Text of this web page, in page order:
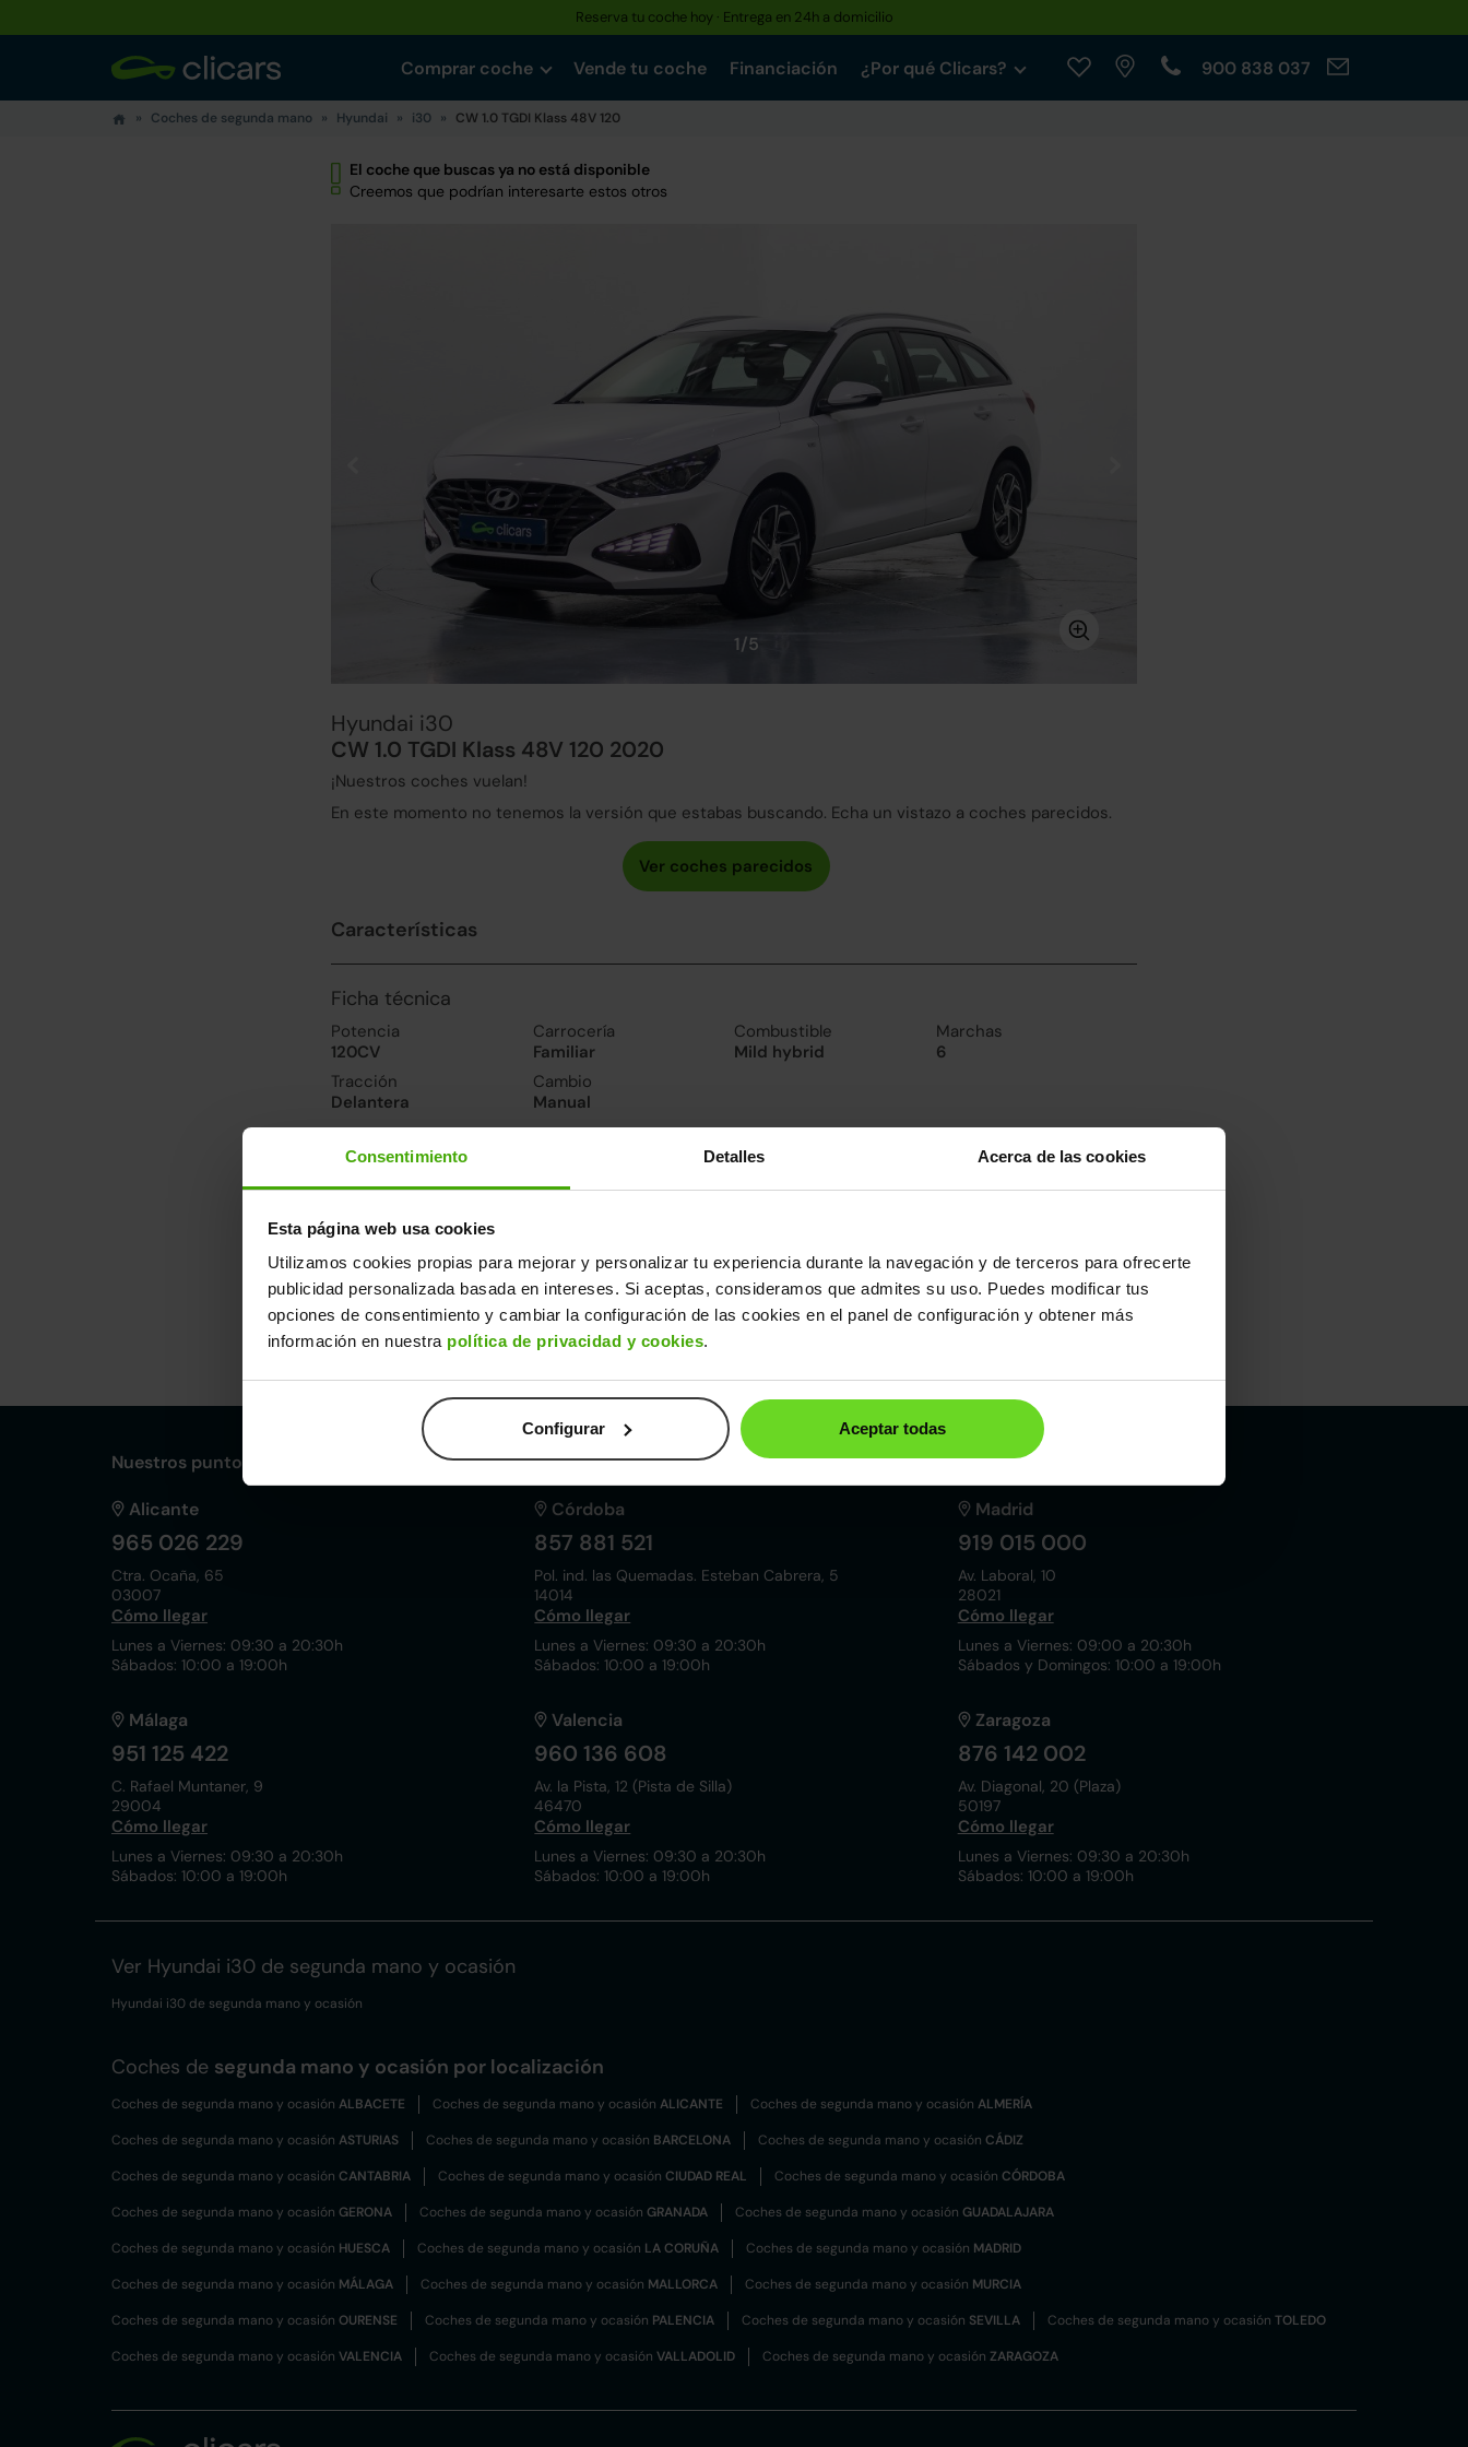
Consentimiento Detalles Acerca de las cookies
Esta página web usa cookies
Utilizamos cookies propias para mejorar y personalizar tu experiencia durante la navegación y de terceros para ofrecerte
publicidad personalizada basada en intereses. Si aceptas, consideramos que admites su uso. Puedes modificar tus
opciones de consentimiento y cambiar la configuración de las cookies en el panel de configuración y obtener más
información en nuestra política de privacidad y cookies.
Configurar Aceptar todas
Reserva tu coche hoy · Entrega en 24h a domicilio
Comprar coche Vende tu coche Financiación ¿Por qué Clicars? 900 838 037
Coches de segunda mano Hyundai i30 CW 1.0 TGDI Klass 48V 120
El coche que buscas ya no está disponible
Creemos que podrían interesarte estos otros
1/5
Hyundai i30
CW 1.0 TGDI Klass 48V 120 2020
¡Nuestros coches vuelan!
En este momento no tenemos la versión que estabas buscando. Echa un vistazo a coches parecidos.
Características
Ficha técnica
Potencia
120CV
Carrocería
Familiar
Combustible
Mild hybrid
Marchas
6
Tracción
Delantera
Cambio
Manual
Prestaciones, consumo y emisiones
188km/h
Consumo urbano
6.5l/100
Consumo carretera
4.9l/100
Dimensiones y otros datos
Largo
Ancho
1,80m
Alto
1,46m
Peso
1.241kg
Depósito
50l
Maletero
602l
Nuestros puntos de venta Clicars:
Alicante
965 026 229
Ctra. Ocaña, 65
03007
Cómo llegar
Lunes a Viernes: 09:30 a 20:30h
Sábados: 10:00 a 19:00h
Córdoba
857 881 521
Pol. ind. las Quemadas. Esteban Cabrera, 5
14014
Cómo llegar
Lunes a Viernes: 09:30 a 20:30h
Sábados: 10:00 a 19:00h
Madrid
919 015 000
Av. Laboral, 10
28021
Cómo llegar
Lunes a Viernes: 09:00 a 20:30h
Sábados y Domingos: 10:00 a 19:00h
Málaga
951 125 422
C. Rafael Muntaner, 9
29004
Cómo llegar
Lunes a Viernes: 09:30 a 20:30h
Sábados: 10:00 a 19:00h
Valencia
960 136 608
Av. la Pista, 12 (Pista de Silla)
46470
Cómo llegar
Lunes a Viernes: 09:30 a 20:30h
Sábados: 10:00 a 19:00h
Zaragoza
876 142 002
Av. Diagonal, 20 (Plaza)
50197
Cómo llegar
Lunes a Viernes: 09:30 a 20:30h
Sábados: 10:00 a 19:00h
Ver Hyundai i30 de segunda mano y ocasión
Hyundai i30 de segunda mano y ocasión
Coches de segunda mano y ocasión por localización
Coches de segunda mano y ocasión ALBACETE Coches de segunda mano y ocasión ALICANTE Coches de segunda mano y ocasión ALMERÍA
Coches de segunda mano y ocasión ASTURIAS Coches de segunda mano y ocasión BARCELONA Coches de segunda mano y ocasión CÁDIZ
Coches de segunda mano y ocasión CANTABRIA Coches de segunda mano y ocasión CIUDAD REAL Coches de segunda mano y ocasión CÓRDOBA
Coches de segunda mano y ocasión GERONA Coches de segunda mano y ocasión GRANADA Coches de segunda mano y ocasión GUADALAJARA
Coches de segunda mano y ocasión HUESCA Coches de segunda mano y ocasión LA CORUÑA Coches de segunda mano y ocasión MADRID
Coches de segunda mano y ocasión MÁLAGA Coches de segunda mano y ocasión MALLORCA Coches de segunda mano y ocasión MURCIA
Coches de segunda mano y ocasión OURENSE Coches de segunda mano y ocasión PALENCIA Coches de segunda mano y ocasión SEVILLA Coches de segunda mano y ocasión TOLEDO
Coches de segunda mano y ocasión VALENCIA Coches de segunda mano y ocasión VALLADOLID Coches de segunda mano y ocasión ZARAGOZA